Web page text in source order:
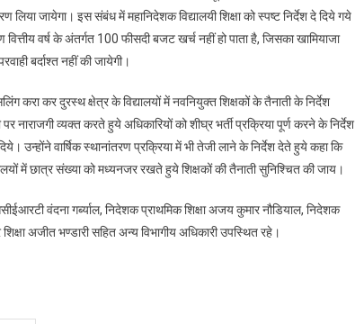
जायेगा। इस संबंध में महानिदेशक विद्यालयी शिक्षा को स्पष्ट निर्देश दे दिये गये
वर्ष के अंतर्गत 100 फीसदी बजट खर्च नहीं हो पाता है, जिसका खामियाजा
बर्दाश्त नहीं की जायेगी।
करा कर दुरस्थ क्षेत्र के विद्यालयों में नवनियुक्त शिक्षकों के तैनाती के निर्देश
नाराजगी व्यक्त करते हुये अधिकारियों को शीघ्र भर्ती प्रक्रिया पूर्ण करने के निर्देश
उन्होंने वार्षिक स्थानांतरण प्रक्रिया में भी तेजी लाने के निर्देश देते हुये कहा कि
में छात्र संख्या को मध्यनजर रखते हुये शिक्षकों की तैनाती सुनिश्चित की जाय।
वंदना गर्ब्याल, निदेशक प्राथमिक शिक्षा अजय कुमार नौडियाल, निदेशक
अजीत भण्डारी सहित अन्य विभागीय अधिकारी उपस्थित रहे।